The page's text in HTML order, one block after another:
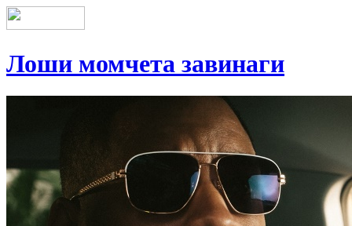
Лоши момчета завинаги